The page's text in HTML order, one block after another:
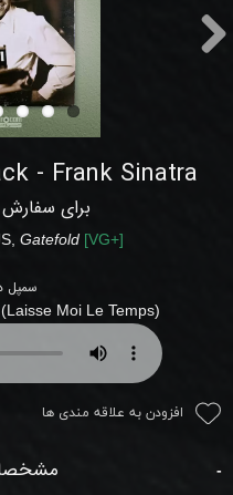
- Frank Sinatra
برای
Gatefold [VG+]
سمپل
Moi Le Temps)
افزودن به علاقه مندی ها